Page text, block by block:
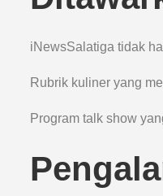
iNewsSalatiga tidak
Rubrik kuliner yang
Program talk show